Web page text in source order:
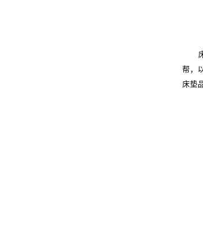
床
帮，
床垫